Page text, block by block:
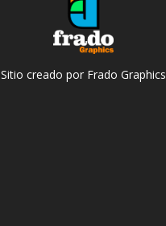
Sitio creado por Frado Graphics